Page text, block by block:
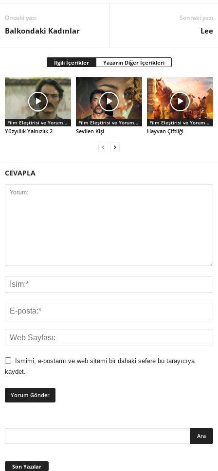
Önceki yazı
Balkondaki Kadınlar
Sonraki yazı
Lee
İlgili İçerikler Yazarın Diğer İçerikleri
Film Eleştirisi ve Yorumlar
Yüzyıllık Yalnızlık 2
Film Eleştirisi ve Yorumlar
Sevilen Kişi
Film Eleştirisi ve Yorumlar
Hayvan Çiftliği
CEVAPLA
Ismimi, e-postamı ve web sitemi bir dahaki sefere bu tarayıcıya
kaydet.
Son Yazılar